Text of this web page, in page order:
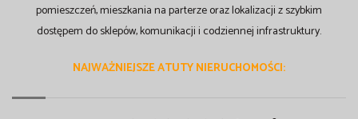
pomieszczeń, mieszkania na parterze oraz lokalizacji z szybkim
dostępem do sklepów, komunikacji i codziennej infrastruktury.
NAJWAŻNIEJSZE ATUTY NIERUCHOMOŚCI: